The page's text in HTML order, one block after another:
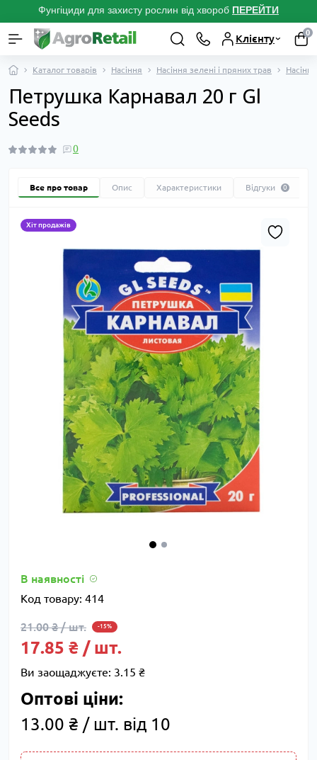
Фунгіциди для захисту рослин від хвороб ПЕРЕЙТИ
Клієнту
0
Каталог товарів Насіння Насіння зелені і пряних трав
Петрушка Карнавал 20 г Gl
Seeds
0
Все про товар Опис Характеристики Відгуки 0
Хіт продажів
В наявності
Код товару: 414
21.00 ₴ / шт. -15%
17.85 ₴ / шт.
Ви заощаджуєте: 3.15 ₴
Оптові ціни:
13.00 ₴ / шт. від 10